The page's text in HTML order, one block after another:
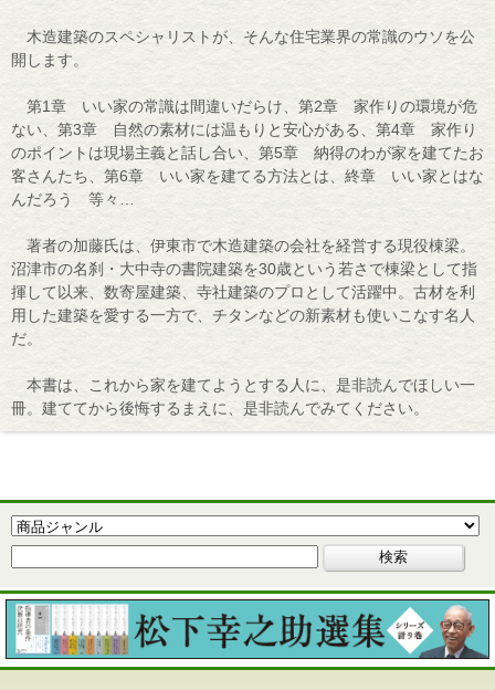
木造建築のスペシャリストが、そんな住宅業界の常識のウソを公
開します。
第1章 いい家の常識は間違いだらけ、第2章 家作りの環境が危
ない、第3章 自然の素材には温もりと安心がある、第4章 家作り
のポイントは現場主義と話し合い、第5章 納得のわが家を建てたお
客さんたち、第6章 いい家を建てる方法とは、終章 いい家とはな
んだろう 等々…
著者の加藤氏は、伊東市で木造建築の会社を経営する現役棟梁。
沼津市の名刹・大中寺の書院建築を30歳という若さで棟梁として指
揮して以来、数寄屋建築、寺社建築のプロとして活躍中。古材を利
用した建築を愛する一方で、チタンなどの新素材も使いこなす名人
だ。
本書は、これから家を建てようとする人に、是非読んでほしい一
冊。建ててから後悔するまえに、是非読んでみてください。